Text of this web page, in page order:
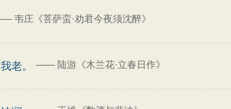
韦庄《菩萨蛮·劝君今夜须沈醉》
老。 —— 陆游《木兰花·立春日作》